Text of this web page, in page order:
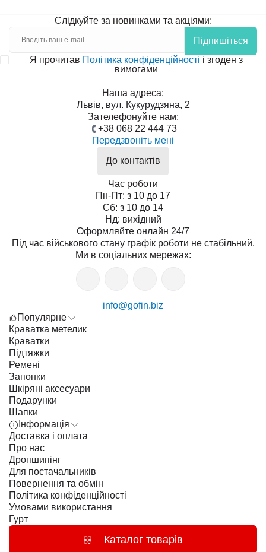
Слідкуйте за новинками та акціями:
Підпишіться
Я прочитав Політика конфіденційності і згоден з
вимогами
Наша адреса:
Львів, вул. Кукурудзяна, 2
Зателефонуйте нам:
+38 068 22 444 73
Передзвоніть мені
До контактів
Час роботи
Пн-Пт: з 10 до 17
Сб: з 10 до 14
Нд: вихідний
Оформляйте онлайн 24/7
Під час військового стану графік роботи не стабільний.
Ми в соціальних мережах:
info@gofin.biz
Популярне
Краватка метелик
Краватки
Підтяжки
Ремені
Запонки
Шкіряні аксесуари
Подарунки
Шапки
Інформація
Доставка і оплата
Про нас
Дропшипінг
Для постачальників
Повернення та обмін
Політика конфіденційності
Умовами використання
Гурт
Каталог товарів